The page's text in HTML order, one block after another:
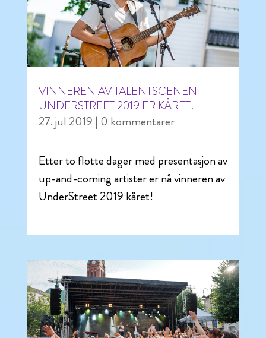
VINNEREN AV TALENTSCENEN
UNDERSTREET 2019 ER KÅRET!
27. jul 2019 | 0 kommentarer
Etter to flotte dager med presentasjon av
up-and-coming artister er nå vinneren av
UnderStreet 2019 kåret!